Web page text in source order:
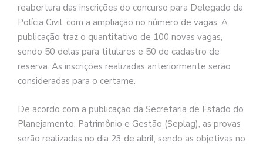
reabertura das inscrições do concurso para Delegado da
Polícia Civil, com a ampliação no número de vagas. A
publicação traz o quantitativo de 100 novas vagas,
sendo 50 delas para titulares e 50 de cadastro de
reserva. As inscrições realizadas anteriormente serão
consideradas para o certame.
De acordo com a publicação da Secretaria de Estado do
Planejamento, Patrimônio e Gestão (Seplag), as provas
serão realizadas no dia 23 de abril, sendo as objetivas no